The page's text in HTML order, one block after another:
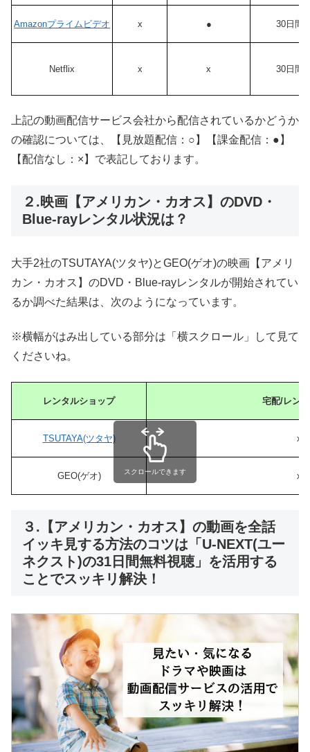
Amazonプライムビデオ x ● 30日間
Netflix x x 30日間
上記の動画配信サービス会社から配信されているかどうか
の確認については、【見放題配信：○】【課金配信：●】
【配信なし：×】で表記しております。
２.映画【アメリカン・カオス】のDVD・
Blue-rayレンタル状況は？
大手2社のTSUTAYA(ツタヤ)とGEO(ゲオ)の映画【アメリ
カン・カオス】のDVD・Blue-rayレンタルが開始されてい
るか調べた結果は、次のようになっています。
※横幅がはみ出している部分は「横スクロール」して見て
くださいね。
レンタルショップ 宅配/レン
TSUTAYA(ツタヤ) x
GEO(ゲオ) x
スクロールできます
３.【アメリカン・カオス】の動画を全話
イッキ見する方法のコツは「U-NEXT(ユー
ネクスト)の31日間無料視聴」を活用する
ことでスッキリ解決！